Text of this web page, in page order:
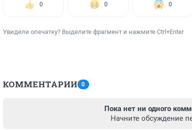
0 0 0
Увидели опечатку? Выделите фрагмент и нажмите Ctrl+Enter
КОММЕНТАРИИ 0
Пока нет ни одного
Начните обсуждение